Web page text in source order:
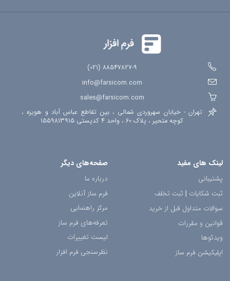
88547827-9 (021)
info@farsicom.com
sales@farsicom.com
تهران - خیابان سهروردی شمالی ، بین تقاطع عباس آباد و هویزه ،
کوچه متحیر ، پلاک 60 ، واحد 4 کدپستی 1559813915
لینک های مفید
پشتیبانی
ثبت شکایات | ثبت تخلف
سوالات متداول قبل از خرید
قوانین و مقررات
ویدئوها
اپلیکیشن فرم ساز
صفحه‌های دیگر
درباره ما
فرم ساز آنلاین
مرکز راهنمایی
تعرفه‌های فرم ساز
لیست تغییرات
نظرسنجی فرم افزار